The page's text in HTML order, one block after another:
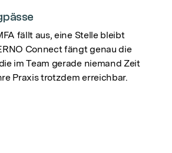
fällt aus, eine Stelle bleibt
Connect fängt genau die
im Team gerade niemand Zeit
Praxis trotzdem erreichbar.